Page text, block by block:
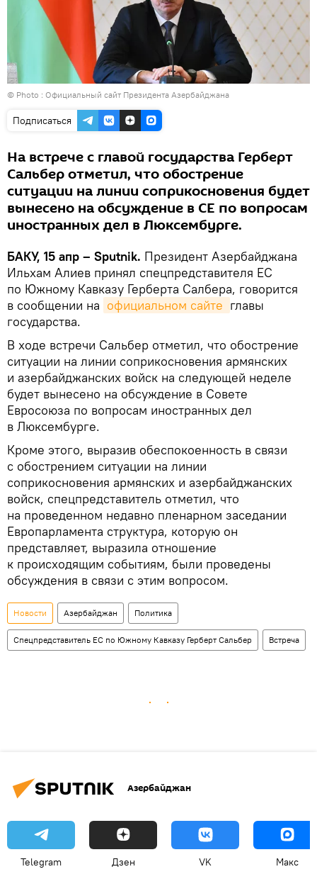
© Photo : Официальный сайт Президента Азербайджана
Подписаться
На встрече с главой государства Герберт
Сальбер отметил, что обострение
ситуации на линии соприкосновения будет
вынесено на обсуждение в СЕ по вопросам
иностранных дел в Люксембурге.
БАКУ, 15 апр – Sputnik. Президент Азербайджана
Ильхам Алиев принял спецпредставителя ЕС
по Южному Кавказу Герберта Салбера, говорится
в сообщении на официальном сайте главы
государства.
В ходе встречи Сальбер отметил, что обострение
ситуации на линии соприкосновения армянских
и азербайджанских войск на следующей неделе
будет вынесено на обсуждение в Совете
Евросоюза по вопросам иностранных дел
в Люксембурге.
Кроме этого, выразив обеспокоенность в связи
с обострением ситуации на линии
соприкосновения армянских и азербайджанских
войск, спецпредставитель отметил, что
на проведенном недавно пленарном заседании
Европарламента структура, которую он
представляет, выразила отношение
к происходящим событиям, были проведены
обсуждения в связи с этим вопросом.
Новости Азербайджан Политика
Спецпредставитель ЕС по Южному Кавказу Герберт Сальбер Встреча
Азербайджан
Telegram Дзен VK Макс